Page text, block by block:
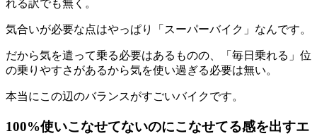
れる訳でも無く。
気合いが必要な点はやっぱり「スーパーバイク」なんです。
だから気を遣って乗る必要はあるものの、「毎日乗れる」位
の乗りやすさがあるから気を使い過ぎる必要は無い。
本当にこの辺のバランスがすごいバイクです。
100%使いこなせてないのにこなせてる感を出すエ